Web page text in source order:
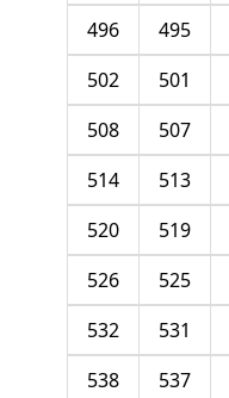
495
496
501
502
507
508
513
514
519
520
525
526
531
532
537
538